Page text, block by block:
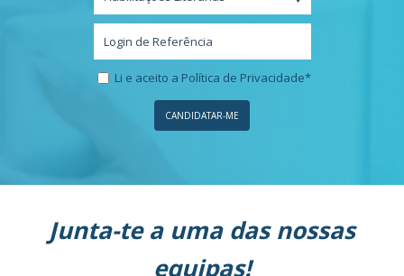
Li e aceito a Política de Privacidade*
Junta-te a uma das nossas
equipas!